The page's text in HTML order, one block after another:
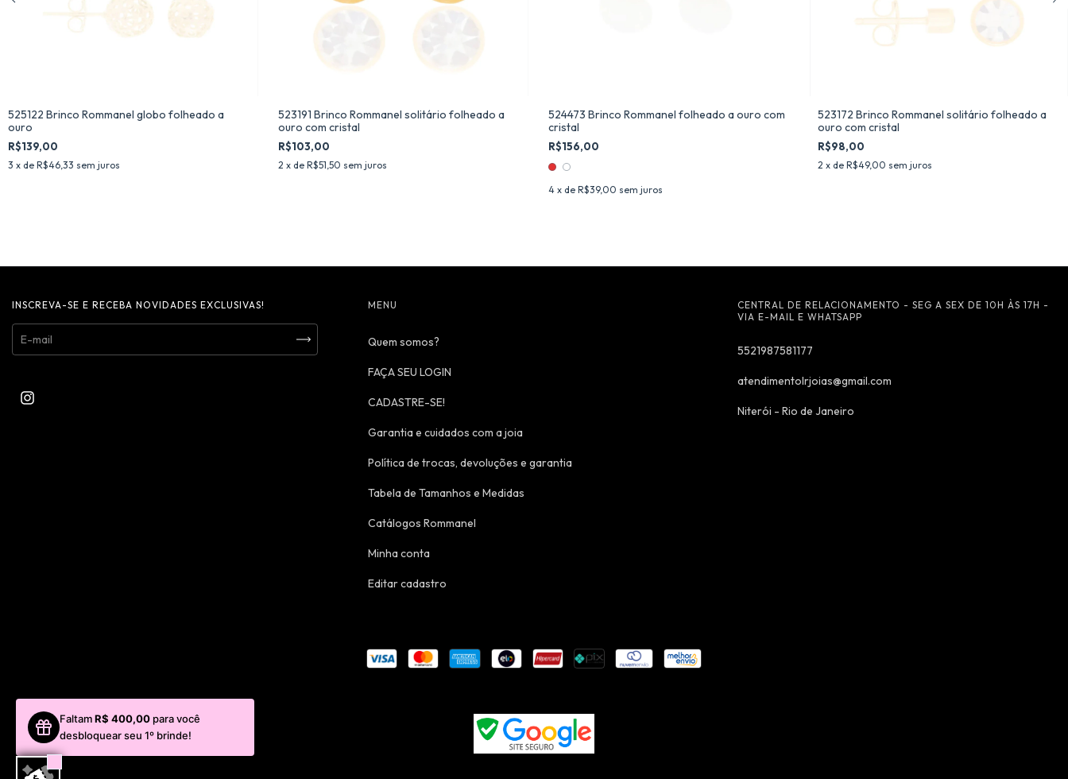
FaltamR$ 400,00 para você
desbloquear seu 1º brinde!
525122 Brinco Rommanel globo folheado a
ouro
R$139,00
3 x de R$46,33 sem juros
523191 Brinco Rommanel solitário folheado a
ouro com cristal
R$103,00
2 x de R$51,50 sem juros
524473 Brinco Rommanel folheado a ouro com
cristal
R$156,00
4 x de R$39,00 sem juros
523172 Brinco Rommanel solitário folheado a
ouro com cristal
R$98,00
2 x deR$49,00 sem juros
INSCREVA-SE E RECEBA NOVIDADES EXCLUSIVAS! MENU
Quem somos?
FAÇA SEU LOGIN
CADASTRE-SE!
Garantia e cuidados com a joia
Política de trocas, devoluções e garantia
Tabela de Tamanhos e Medidas
Catálogos Rommanel
Minha conta
Editar cadastro
CENTRAL DE RELACIONAMENTO - SEG A SEX DE 10H ÀS 17H -
VIA E-MAIL E WHATSAPP
5521987581177
atendimentolrjoias@gmail.com
Niterói - Rio de Janeiro